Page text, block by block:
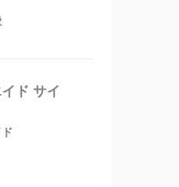
ド サイ